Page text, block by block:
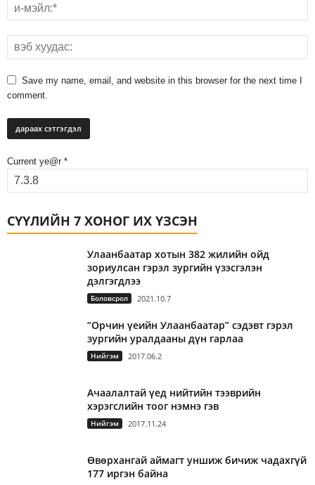
Save my name, email, and website in this browser for the next time I
comment.
Current ye@r *
СҮҮЛИЙН 7 ХОНОГ ИХ ҮЗСЭН
Улаанбаатар хотын 382 жилийн ойд
зориулсан гэрэл зургийн үзэсгэлэн
дэлгэгдлээ
Боловсрол 2021.10.7
“Орчин үеийн Улаанбаатар” сэдэвт гэрэл
зургийн уралдааны дүн гарлаа
Нийгэм 2017.06.2
Ачаалалтай үед нийтийн тээврийн
хэрэгслийн тоог нэмнэ гэв
Нийгэм 2017.11.24
Өвөрхангай аймагт уншиж бичиж чадахгүй
177 иргэн байна